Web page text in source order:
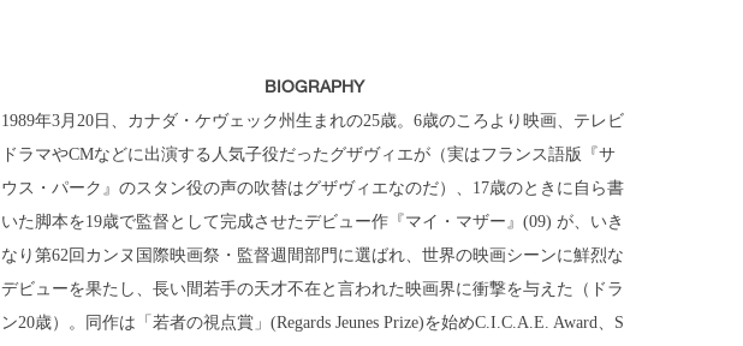
BIOGRAPHY
1989年3月20日、カナダ・ケヴェック州生まれの25歳。6歳のころより映画、テレビ
ドラマやCMなどに出演する人気子役だったグザヴィエが（実はフランス語版『サ
ウス・パーク』のスタン役の声の吹替はグザヴィエなのだ）、17歳のときに自ら書
いた脚本を19歳で監督として完成させたデビュー作『マイ・マザー』(09) が、いき
なり第62回カンヌ国際映画祭・監督週間部門に選ばれ、世界の映画シーンに鮮烈な
デビューを果たし、長い間若手の天才不在と言われた映画界に衝撃を与えた（ドラ
ン20歳）。同作は「若者の視点賞」(Regards Jeunes Prize)を始めC.I.C.A.E. Award、S